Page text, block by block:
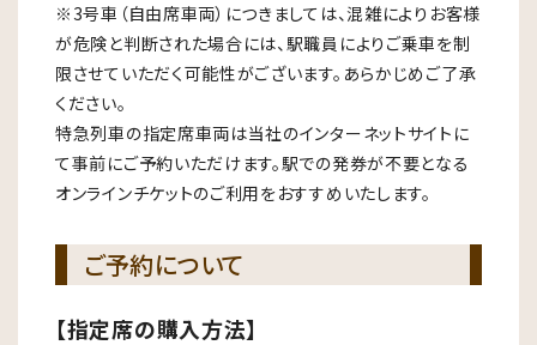
※3号車（自由席車両）につきましては、混雑によりお客様
が危険と判断された場合には、駅職員によりご乗車を制
限させていただく可能性がございます。あらかじめご了承
ください。
特急列車の指定席車両は当社のインターネットサイトに
て事前にご予約いただけます。駅での発券が不要となる
オンラインチケットのご利用をおすすめいたします。
ご予約について
【指定席の購入方法】